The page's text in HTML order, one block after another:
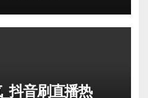
抖音刷直播热